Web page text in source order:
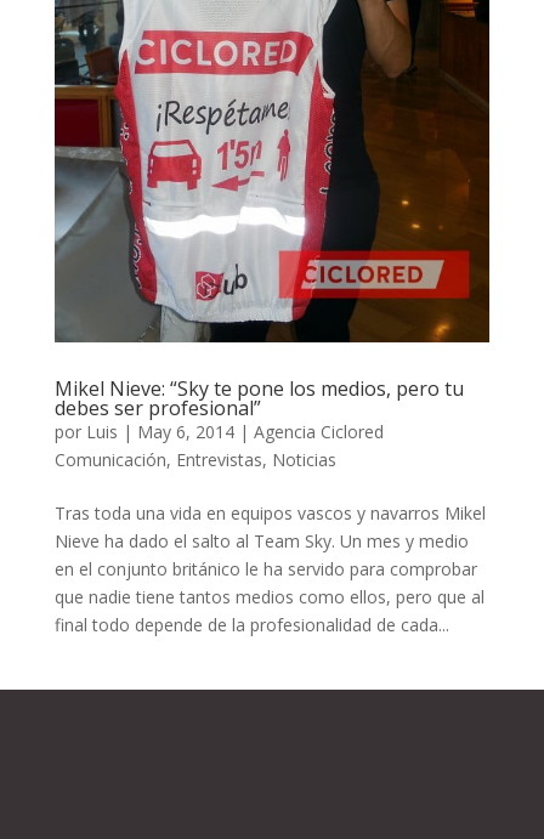
Mikel Nieve: “Sky te pone los medios, pero tu
debes ser profesional”
por Luis | May 6, 2014| Agencia Ciclored
Comunicación, Entrevistas, Noticias
Tras toda una vida en equipos vascos y navarros Mikel
Nieve ha dado el salto al Team Sky. Un mes y medio
en el conjunto británico le ha servido para comprobar
que nadie tiene tantos medios como ellos, pero que al
final todo depende de la profesionalidad de cada...